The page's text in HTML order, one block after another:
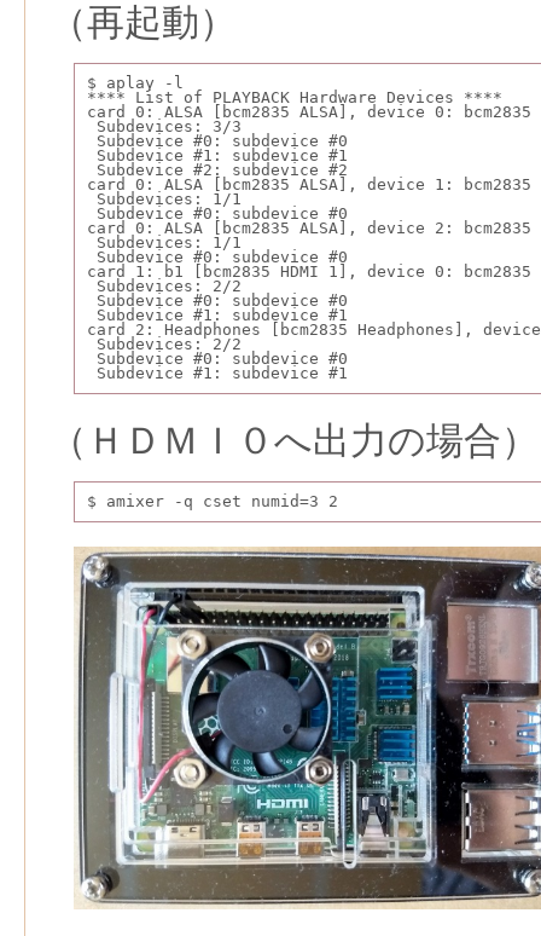
（再起動）
$ aplay -l
**** List of PLAYBACK Hardware Devices ****
card 0: ALSA [bcm2835 ALSA], device 0: bcm2835
Subdevices: 3/3
Subdevice #0: subdevice #0
Subdevice #1: subdevice #1
Subdevice #2: subdevice #2
card 0: ALSA [bcm2835 ALSA], device 1: bcm2835
Subdevices: 1/1
Subdevice #0: subdevice #0
card 0: ALSA [bcm2835 ALSA], device 2: bcm2835
Subdevices: 1/1
Subdevice #0: subdevice #0
card 1: b1 [bcm2835 HDMI 1], device 0: bcm2835
Subdevices: 2/2
Subdevice #0: subdevice #0
Subdevice #1: subdevice #1
card 2: Headphones [bcm2835 Headphones],
Subdevices: 2/2
Subdevice #0: subdevice #0
Subdevice #1: subdevice #1
（ＨＤＭＩ０へ出力の場合）
$ amixer -q cset numid=3 2